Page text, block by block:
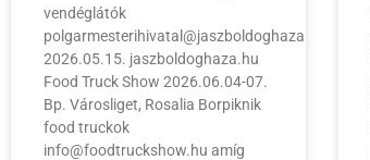
vendéglátók
polgarmesterihivatal@jaszboldoghaza.hu
2026.05.15. jaszboldoghaza.hu
Food Truck Show 2026.06.04-07.
Bp. Városliget, Rosalia Borpiknik
food truckok
info@foodtruckshow.hu amíg